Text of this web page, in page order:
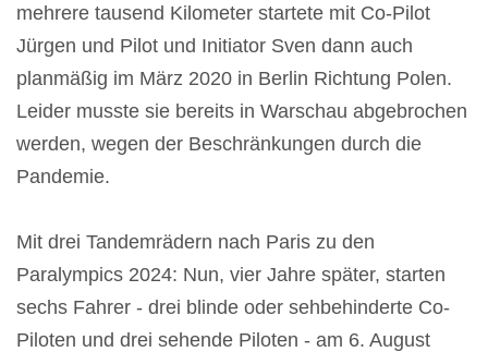
mehrere tausend Kilometer startete mit Co-Pilot
Jürgen und Pilot und Initiator Sven dann auch
planmäßig im März 2020 in Berlin Richtung Polen.
Leider musste sie bereits in Warschau abgebrochen
werden, wegen der Beschränkungen durch die
Pandemie.
Mit drei Tandemrädern nach Paris zu den
Paralympics 2024: Nun, vier Jahre später, starten
sechs Fahrer - drei blinde oder sehbehinderte Co-
Piloten und drei sehende Piloten - am 6. August